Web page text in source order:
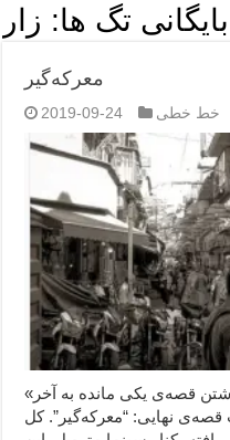
بایگانی تگ ها: زار
معرکه‌گیر
2019-09-24 خط خطی
«معرکه‌گیر» (۱) به‌جای نوشتن قصه‌ی یکی مانده به آخر
نهایی: “معرکه‌گیر”. کل